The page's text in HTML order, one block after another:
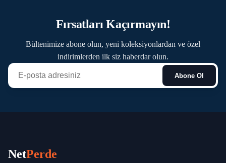
Fırsatları Kaçırmayın!
Bültenimize abone olun, yeni koleksiyonlardan ve özel
indirimlerden ilk siz haberdar olun.
Abone Ol
NetPerde